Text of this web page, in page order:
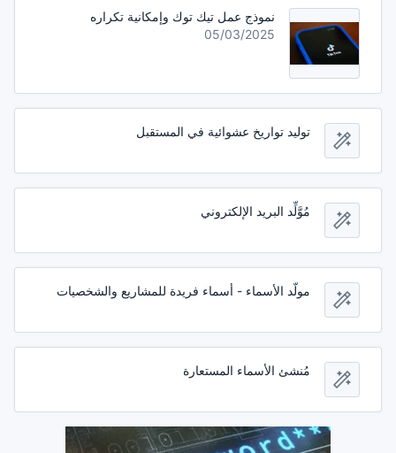
نموذج عمل تيك توك وإمكانية تكراره
05/03/2025
توليد تواريخ عشوائية في المستقبل
مُوَّلِّد البريد الإلكتروني
مولّد الأسماء - أسماء فريدة للمشاريع والشخصيات
مُنشئ الأسماء المستعارة